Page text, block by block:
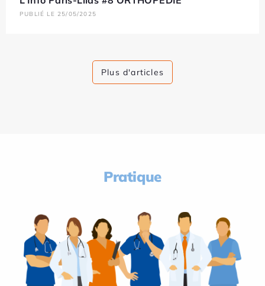
PUBLIÉ LE 25/05/2025
Plus d'articles
Pratique